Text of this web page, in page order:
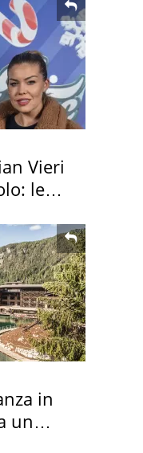
Vieri
le
in
un